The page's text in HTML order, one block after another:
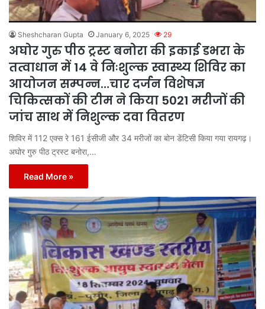
Sheshcharan Gupta January 6, 2025 29
अघोर गुरु पीठ ट्रस्ट बनोरा की इकाई डभरा के
तत्वाधान में 14 वे निःशुल्क स्वास्थ्य शिविर का
आयोजन सम्पन्न…चार दर्जन विशेषज्ञ
चिकित्सकों की टीम ने किया 5021 मरीजों की
जांच साथ में निशुल्क दवा वितरण
शिविर में 112 एक्स रे 161 ईसीजी और 34 मरीजों का बोन डेंटिसी किया गया रायगढ़।
अघोर गुरु पीठ ट्रस्ट बनोरा,…
Read More »